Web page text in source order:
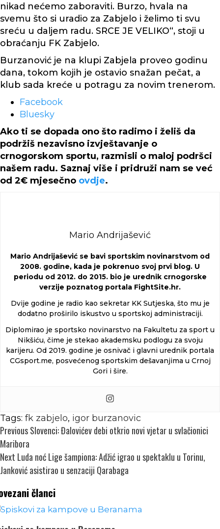
nikad nećemo zaboraviti. Burzo, hvala na
svemu što si uradio za Zabjelo i želimo ti svu
sreću u daljem radu. SRCE JE VELIKO“, stoji u
obraćanju FK Zabjelo.
Burzanović je na klupi Zabjela proveo godinu
dana, tokom kojih je ostavio snažan pečat, a
klub sada kreće u potragu za novim trenerom.
Share
the
post
"Igor
Burzanović
napustio
klupu
Zabjela
Facebook
Bluesky
Ako ti se dopada ono što radimo i želiš da
podržiš nezavisno izvještavanje o
crnogorskom sportu, razmisli o maloj podršci
našem radu. Saznaj više i pridruži nam se već
od 2€ mjesečno ovdje.
Mario Andrijašević
Mario Andrijašević se bavi sportskim novinarstvom od
2008. godine, kada je pokrenuo svoj prvi blog. U
periodu od 2012. do 2015. bio je urednik crnogorske
verzije poznatog portala FightSite.hr.
Dvije godine je radio kao sekretar KK Sutjeska, što mu je
dodatno proširilo iskustvo u sportskoj administraciji.
Diplomirao je sportsko novinarstvo na Fakultetu za sport u
Nikšiću, čime je stekao akademsku podlogu za svoju
karijeru. Od 2019. godine je osnivač i glavni urednik portala
CGsport.me, posvećenog sportskim dešavanjima u Crnoj
Gori i šire.
Tags: fk zabjelo, igor burzanovic
Continue
Reading
PreviousSlovenci: Đalovićev debi otkrio novi vjetar u svlačionici
Maribora
Next Luda noć Lige šampiona: Adžić igrao u spektaklu u Torinu,
Janković asistirao u senzaciji Qarabaga
članci